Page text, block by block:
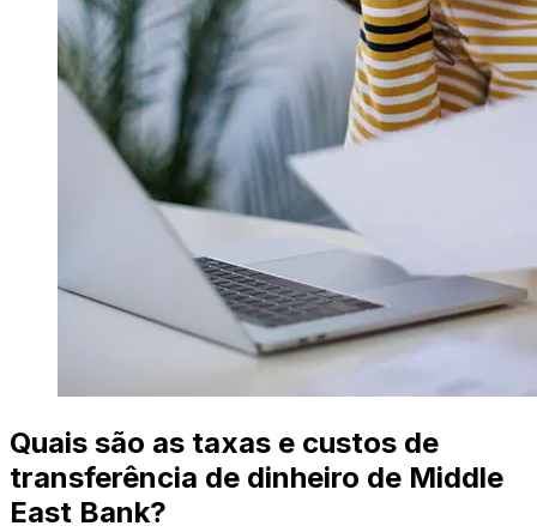
Quais são as taxas e custos de
transferência de dinheiro de Middle
East Bank?